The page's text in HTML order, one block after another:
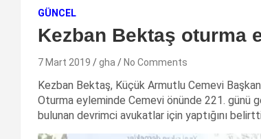
GÜNCEL
Kezban Bektaş oturma
7 Mart 2019 gha No Comments
Kezban Bektaş, Küçük Armutlu Cemevi Başkanı
Oturma eyleminde Cemevi önünde 221. günü
bulunan devrimci avukatlar için yaptığını